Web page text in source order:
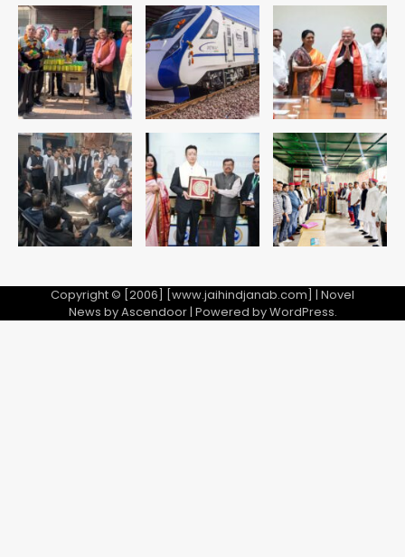
1
Team JHJ
2
अब पहला स्थान हासिल करना लक्ष्य: डीएम
Team JHJ
28 साल बाद कानून के शिकंजे में आया हत्या का
फरार आरोपी
Team JHJ
Copyright © [2006] [www.jaihindjanab.com] | Novel
News byAscendoor| Powered byWordPress.